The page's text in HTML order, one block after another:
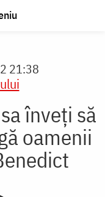
21:38
înveți să
oamenii